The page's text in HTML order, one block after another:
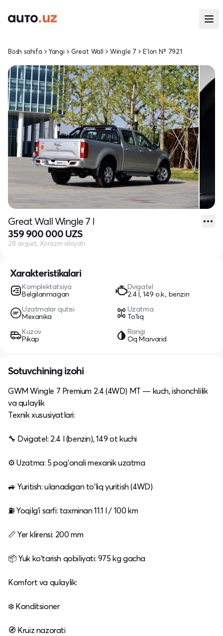
Xarakteristikalari
Komplektatsiya
Belgilanmagan
Dvigatel
2.4 l, 149 o.k., benzin
Uzatmalar qutisi
Mexanika
Uzatma
To'liq
Kuzov
Pikap
Rangi
Oq Marvarid
Bosh sahifa Yangi Great Wall Wingle 7 E'lon № 7921
Great Wall Wingle 7 I
359 900 000 UZS
28 avgust, Xorazm viloyati
Sotuvchining izohi
GWM Wingle 7 Premium 2.4 (4WD) MT — kuch, ishonchlilik
va qulaylik
Texnik xususiyatlari:
🔧 Dvigatel: 2.4 l (benzin), 149 ot kuchi
⚙️ Uzatma: 5 pog'onali mexanik uzatma
🚙 Yuritish: ulanadigan to‘liq yuritish (4WD)
⛽ Yoqilg‘i sarfi: taxminan 11.1 l / 100 km
📏 Yer klirensi: 200 mm
📦 Yuk ko‘tarish qobiliyati: 975 kg gacha
Komfort va qulaylik:
❄️ Konditsioner
🧭 Kruiz nazorati